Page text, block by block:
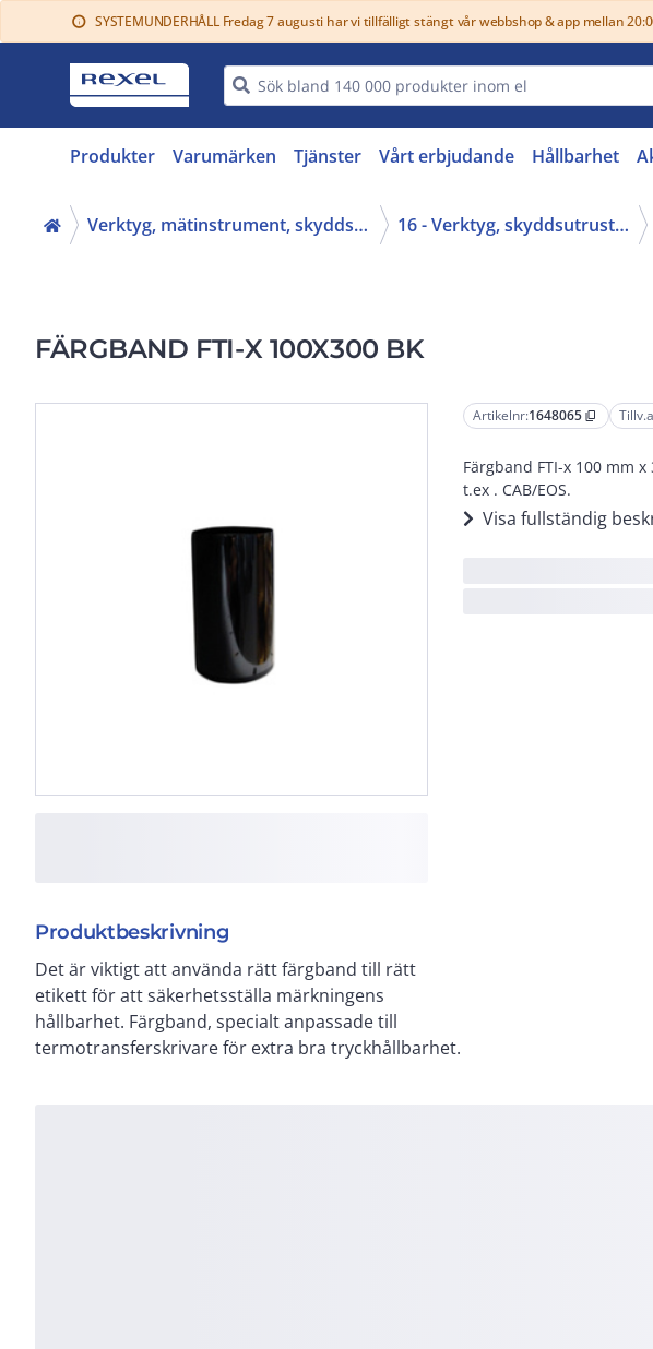
info SYSTEMUNDERHÅLL Fredag 7 augusti har vi tillfälligt stängt vår webbshop & app mellan
Produkter Varumärken Tjänster Vårt erbjudande Hållbarhet
Verktyg, mätinstrument, skyddsutrustning (16, 42) 16 - Verktyg, skyddsutrustning och kläder
FÄRGBAND FTI-X 100X300 BK
Artikelnr:1648065 content_copy
Färgband FTI-x 100 mm
t.ex . CAB/EOS.
Visa fullständig
Produktbeskrivning
Det är viktigt att använda rätt färgband till rätt
etikett för att säkerhetsställa märkningens
hållbarhet. Färgband, specialt anpassade till
termotransferskrivare för extra bra tryckhållbarhet.